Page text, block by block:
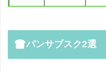
パンサブスク2選